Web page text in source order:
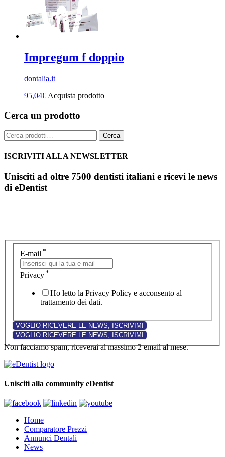
Impregum f doppio
dontalia.it
95,04€ Acquista prodotto
Cerca un prodotto
Cerca: Cerca
ISCRIVITI ALLA NEWSLETTER
Unisciti ad oltre 7500 dentisti italiani e ricevi le news
di eDentist
E-mail *
Privacy *
Ho letto la Privacy Policy e acconsento al
trattamento dei dati.
Non facciamo spam, riceverai al massimo 2 email al mese.
Unisciti alla community eDentist
Home
Comparatore Prezzi
Annunci Dentali
News